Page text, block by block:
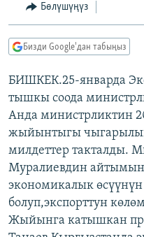
БҮГҮН АЗАТТЫКТА
ДАНИСТЕ
АЗАТТЫК+
ЫҢГАЙСЫЗ СУРООЛОР
ПОДКАСТ
ОНЛАЙН ШЕРИНЕ
ЭЕ/АРнун бардык
Бөлүшүңүз
Бизди Google'дан табыңыз
БИШКЕК.25-январда
тышкы соода
Анда министрликтин
жыйынтыгы
милдеттер такталды.
Муралиевдин
экономикалык өсүүнүн
болуп,экспорттун
Жыйынга катышкан